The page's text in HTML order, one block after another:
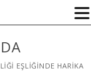
EŞLİĞİNDE HARİKA